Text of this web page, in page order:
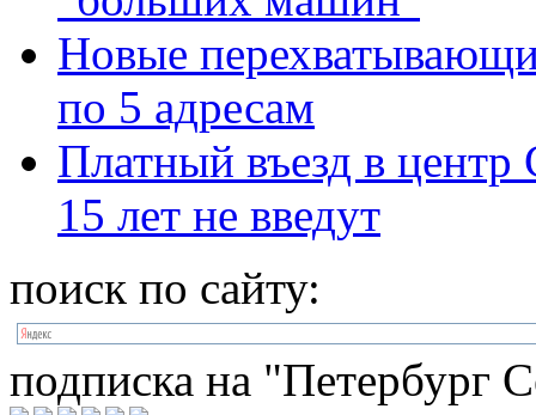
Новые
по 5 адресам
Платный въезд в
15 лет не введут
поиск по сайту:
подписка на "Петербург